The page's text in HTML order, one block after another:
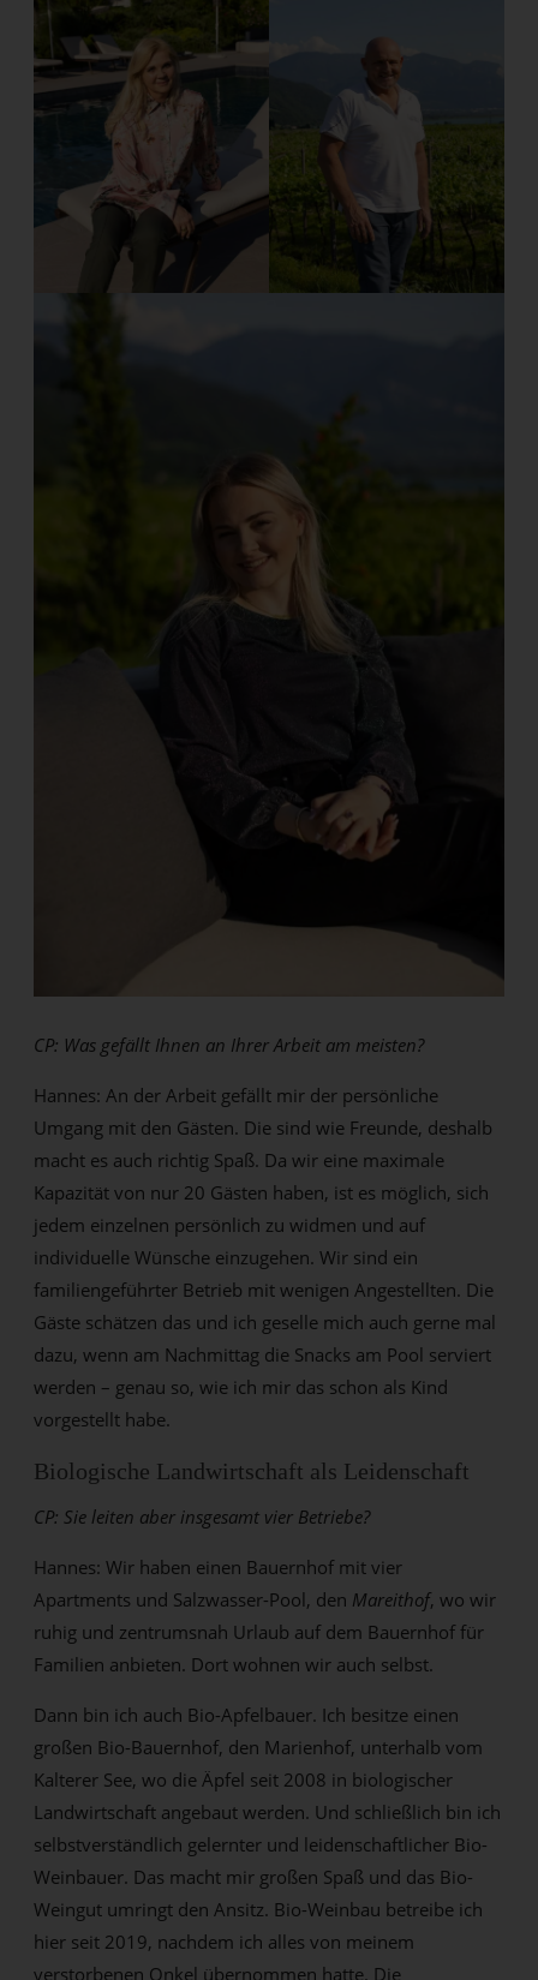
CP: Was gefällt Ihnen an Ihrer Arbeit am meisten?
Hannes: An der Arbeit gefällt mir der persönliche
Umgang mit den Gästen. Die sind wie Freunde, deshalb
macht es auch richtig Spaß. Da wir eine maximale
Kapazität von nur 20 Gästen haben, ist es möglich, sich
jedem einzelnen persönlich zu widmen und auf
individuelle Wünsche einzugehen. Wir sind ein
familiengeführter Betrieb mit wenigen Angestellten. Die
Gäste schätzen das und ich geselle mich auch gerne mal
dazu, wenn am Nachmittag die Snacks am Pool serviert
werden – genau so, wie ich mir das schon als Kind
vorgestellt habe.
Biologische Landwirtschaft als Leidenschaft
CP: Sie leiten aber insgesamt vier Betriebe?
Hannes: Wir haben einen Bauernhof mit vier
Apartments und Salzwasser-Pool, den Mareithof, wo wir
ruhig und zentrumsnah Urlaub auf dem Bauernhof für
Familien anbieten. Dort wohnen wir auch selbst.
Dann bin ich auch Bio-Apfelbauer. Ich besitze einen
großen Bio-Bauernhof, den Marienhof, unterhalb vom
Kalterer See, wo die Äpfel seit 2008 in biologischer
Landwirtschaft angebaut werden. Und schließlich bin ich
selbstverständlich gelernter und leidenschaftlicher Bio-
Weinbauer. Das macht mir großen Spaß und das Bio-
Weingut umringt den Ansitz. Bio-Weinbau betreibe ich
hier seit 2019, nachdem ich alles von meinem
verstorbenen Onkel übernommen hatte. Die